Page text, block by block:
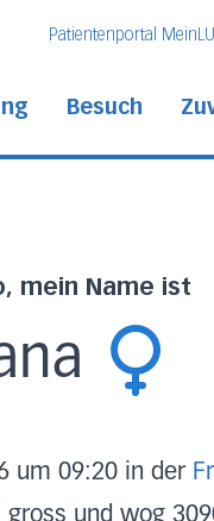
Patientenportal
Besuch
mein Name ist
um 09:20 in der
und wog